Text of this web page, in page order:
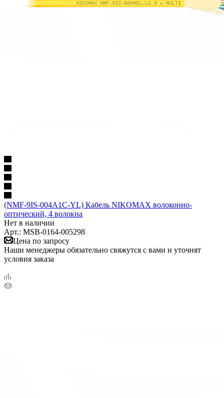
(NMF-9IS-004A1C-YL) Кабель NIKOMAX волоконно-
оптический, 4 волокна
Нет в наличии
Арт.: MSB-0164-005298
Цена по запросу
Наши менеджеры обязательно свяжутся с вами и уточнят
условия заказа